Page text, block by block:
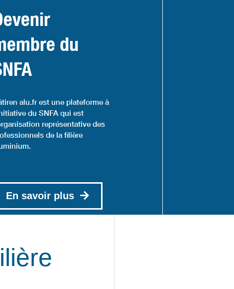
du
alu.fr est une plateforme à
du SNFA qui est
représentative des
de la filière
En savoir plus